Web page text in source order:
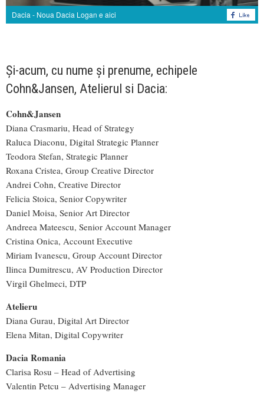
Dacia - Noua Dacia Logan e aici
Și-acum, cu nume și prenume, echipele
Cohn&Jansen, Atelierul si Dacia:
Cohn&Jansen
Diana Crasmariu, Head of Strategy
Raluca Diaconu, Digital Strategic Planner
Teodora Stefan, Strategic Planner
Roxana Cristea, Group Creative Director
Andrei Cohn, Creative Director
Felicia Stoica, Senior Copywriter
Daniel Moisa, Senior Art Director
Andreea Mateescu, Senior Account Manager
Cristina Onica, Account Executive
Miriam Ivanescu, Group Account Director
Ilinca Dumitrescu, AV Production Director
Virgil Ghelmeci, DTP
Atelieru
Diana Gurau, Digital Art Director
Elena Mitan, Digital Copywriter
Dacia Romania
Clarisa Rosu – Head of Advertising
Valentin Petcu – Advertising Manager